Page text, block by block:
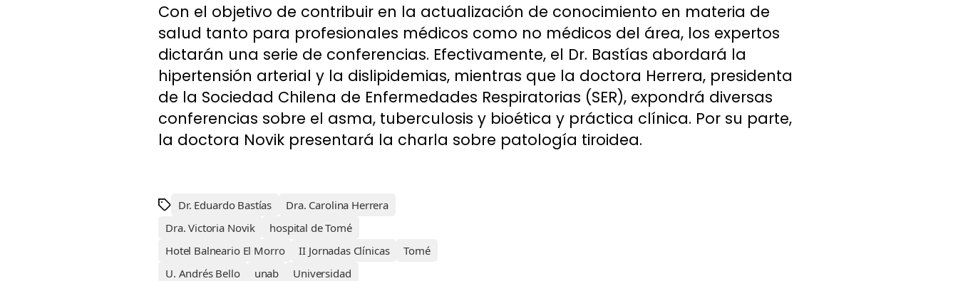
Con el objetivo de contribuir en la actualización de conocimiento en materia de
salud tanto para profesionales médicos como no médicos del área, los expertos
dictarán una serie de conferencias. Efectivamente, el Dr. Bastías abordará la
hipertensión arterial y la dislipidemias, mientras que la doctora Herrera, presidenta
de la Sociedad Chilena de Enfermedades Respiratorias (SER), expondrá diversas
conferencias sobre el asma, tuberculosis y bioética y práctica clínica. Por su parte,
la doctora Novik presentará la charla sobre patología tiroidea.
Dr. Eduardo Bastías
Dra. Carolina Herrera
Dra. Victoria Novik
hospital de Tomé
Hotel Balneario El Morro
II Jornadas Clínicas
Tomé
U. Andrés Bello
unab Universidad